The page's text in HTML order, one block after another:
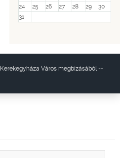
24
25 26 27 28 29
30
31
Kerekegyháza Város megbízásából --